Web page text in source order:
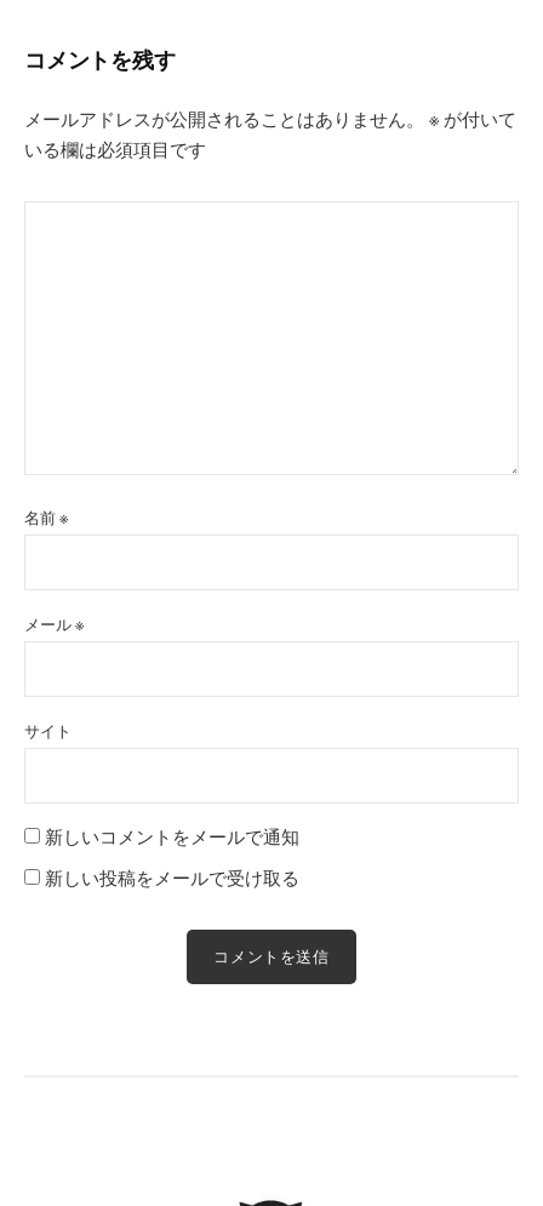
ョ
コメントを残す
メールアドレスが公開されることはありません。 ※ が付いて
いる欄は必須項目です
名前※
メール※
サイト
新しいコメントをメールで通知
新しい投稿をメールで受け取る